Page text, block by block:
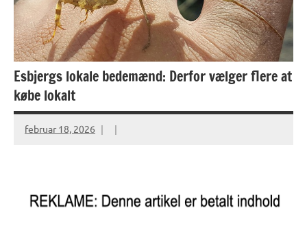
Esbjergs lokale bedemænd: Derfor vælger flere at
købe lokalt
februar 18, 2026